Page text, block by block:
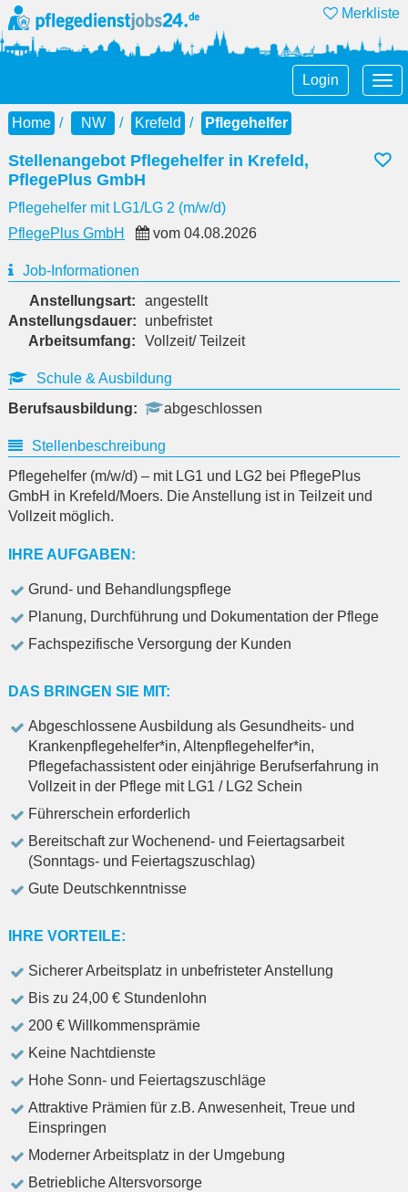
Merkliste
Login
Home NW Krefeld Pflegehelfer
Stellenangebot Pflegehelfer in Krefeld,
PflegePlus GmbH
Pflegehelfer mit LG1/LG 2 (m/w/d)
PflegePlus GmbH
vom 04.08.2026
Job-Informationen
Anstellungsart:
angestellt
Anstellungsdauer:
unbefristet
Arbeitsumfang:
Vollzeit/ Teilzeit
Schule & Ausbildung
Berufsausbildung:
abgeschlossen
Stellenbeschreibung
Pflegehelfer (m/w/d) – mit LG1 und LG2 bei PflegePlus
GmbH in Krefeld/Moers. Die Anstellung ist in Teilzeit und
Vollzeit möglich.
IHRE AUFGABEN:
Grund- und Behandlungspflege
Planung, Durchführung und Dokumentation der Pflege
Fachspezifische Versorgung der Kunden
DAS BRINGEN SIE MIT:
Abgeschlossene Ausbildung als Gesundheits- und
Krankenpflegehelfer*in, Altenpflegehelfer*in,
Pflegefachassistent oder einjährige Berufserfahrung in
Vollzeit in der Pflege mit LG1 / LG2 Schein
Führerschein erforderlich
Bereitschaft zur Wochenend- und Feiertagsarbeit
(Sonntags- und Feiertagszuschlag)
Gute Deutschkenntnisse
IHRE VORTEILE:
Sicherer Arbeitsplatz in unbefristeter Anstellung
Bis zu 24,00 € Stundenlohn
200 € Willkommensprämie
Keine Nachtdienste
Hohe Sonn- und Feiertagszuschläge
Attraktive Prämien für z.B. Anwesenheit, Treue und
Einspringen
Moderner Arbeitsplatz in der Umgebung
Betriebliche Altersvorsorge